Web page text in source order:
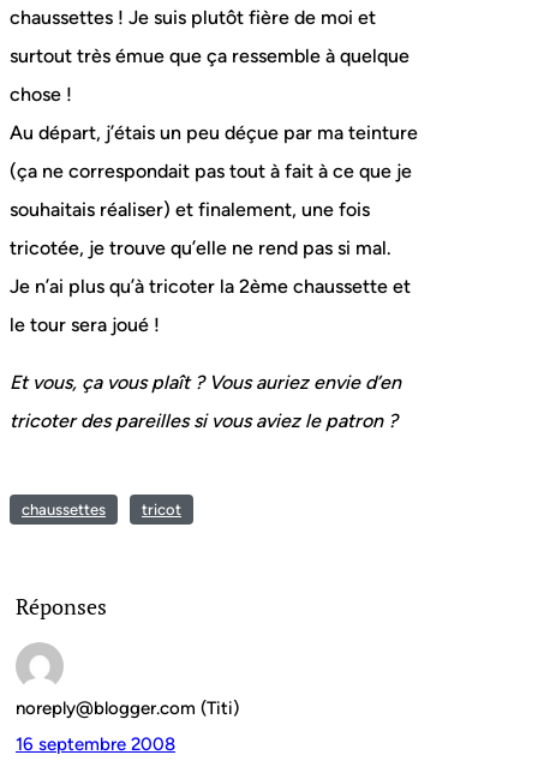
chaussettes ! Je suis plutôt fière de moi et
surtout très émue que ça ressemble à quelque
chose !
Au départ, j’étais un peu déçue par ma teinture
(ça ne correspondait pas tout à fait à ce que je
souhaitais réaliser) et finalement, une fois
tricotée, je trouve qu’elle ne rend pas si mal.
Je n’ai plus qu’à tricoter la 2ème chaussette et
le tour sera joué !
Et vous, ça vous plaît ? Vous auriez envie d’en
tricoter des pareilles si vous aviez le patron ?
chaussettes tricot
Réponses
noreply@blogger.com (Titi)
16 septembre 2008